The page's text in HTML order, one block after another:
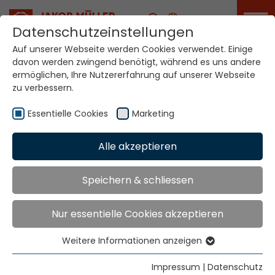
Karriere
Ihre Welt. Unsere
Technologien.
Home Ghana
Globale Präsenz
Mayfair Enterprises Ltd.
8 Dakkar Road
Accra Ghana
Datenschutzeinstellungen
Auf unserer Webseite werden Cookies verwendet. Einige
davon werden zwingend benötigt, während es uns andere
ermöglichen, Ihre Nutzererfahrung auf unserer Webseite
zu verbessern.
Essentielle Cookies Marketing
Alle akzeptieren
Speichern & schliessen
Nur essentielle Cookies akzeptieren
Essentielle Cookies
Essentielle Cookies werden für grundlegende
Weitere Informationen anzeigen
Impressum | Datenschutz